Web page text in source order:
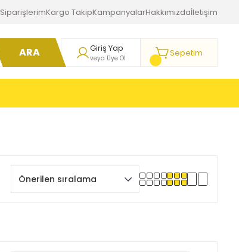
SiparişlerimKargo TakipKampanyalarHakkımızdaİletişim
ARA Giriş Yap
veya Üye Ol Sepetim